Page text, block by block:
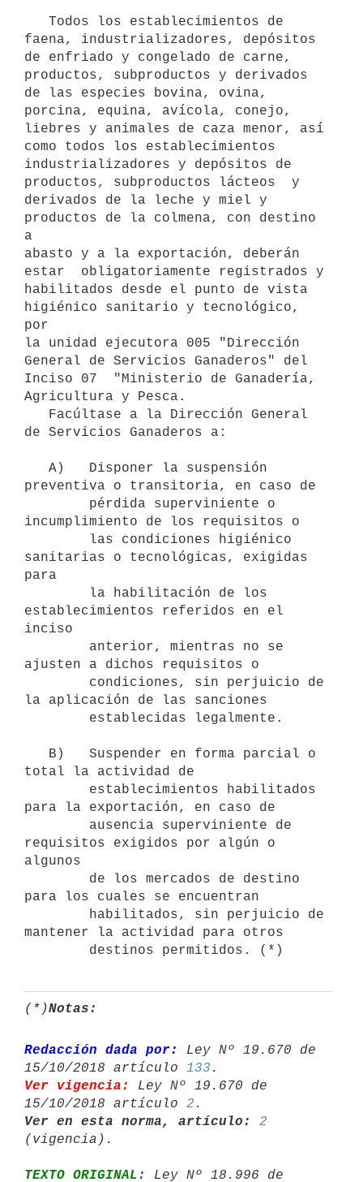
faena, industrializadores, depósitos
de enfriado y congelado de carne,
productos, subproductos y derivados
de las especies bovina, ovina,
porcina, equina, avícola, conejo,
liebres y animales de caza menor, así
como todos los establecimientos
industrializadores y depósitos de
productos, subproductos lácteos  y
derivados de la leche y miel y
productos de la colmena, con destino
a
abasto y a la exportación, deberán
estar  obligatoriamente registrados y
habilitados desde el punto de vista
higiénico sanitario y tecnológico,
por
la unidad ejecutora 005 "Dirección
General de Servicios Ganaderos" del
Inciso 07  "Ministerio de Ganadería,
Agricultura y Pesca.
de Servicios Ganaderos a:
preventiva o transitoria, en caso de
incumplimiento de los requisitos o
sanitarias o tecnológicas, exigidas
para
establecimientos referidos en el
inciso
ajusten a dichos requisitos o
la aplicación de las sanciones
total la actividad de
para la exportación, en caso de
requisitos exigidos por algún o
algunos
para los cuales se encuentran
mantener la actividad para otros
        destinos permitidos. (*)
(*)Notas:
Redacción dada por:
Ley Nº 19.670 de
15/10/2018 artículo 133
Ver vigencia:
Ley Nº 19.670 de
15/10/2018 artículo 2
Ver en esta norma, artículo:
2
TEXTO ORIGINAL: Ley Nº 18.996 de